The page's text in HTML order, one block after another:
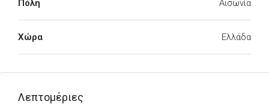
Πόλη Αισωνία
Χώρα Ελλάδα
Λεπτομέριες